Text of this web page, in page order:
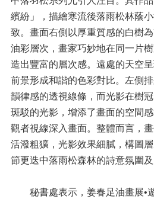
採
購
專
區
政
策
宣
導
檔
案
應
繽紛」，描繪寒流後落雨松林蔭
致。畫面右側以厚重質感的白樹
油彩層次，畫家巧妙地在同一片
造出豐富的層次感。遠處的天空
前景形成和諧的色彩對比。左側
韻律感的透視線條，而光影在樹
斑駁的光影，增添了畫面的空間
觀者視線深入畫面。整體而言，
活潑粗獷，光影效果細膩，構圖
節更迭中落雨松森林的詩意氛圍及
秘書處表示，姜春足油畫展•